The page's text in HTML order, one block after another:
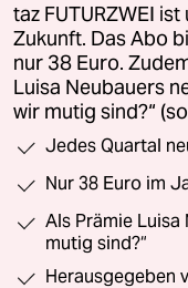
taz FUTURZWEI
Zukunft. Das Abo
nur 38 Euro.
Luisa Neubauers
wir mutig sind?“
Jedes Quartal
Nur 38 Euro im
Als Prämie Luisa
mutig sind?“
Herausgegeben